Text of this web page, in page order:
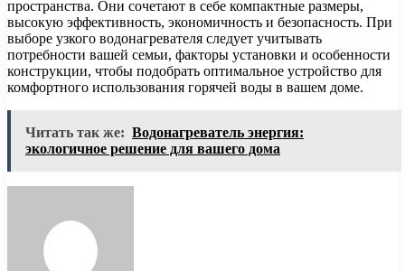
пространства. Они сочетают в себе компактные размеры,
высокую эффективность, экономичность и безопасность. При
выборе узкого водонагревателя следует учитывать
потребности вашей семьи, факторы установки и особенности
конструкции, чтобы подобрать оптимальное устройство для
комфортного использования горячей воды в вашем доме.
Читать так же: Водонагреватель энергия:
экологичное решение для вашего дома